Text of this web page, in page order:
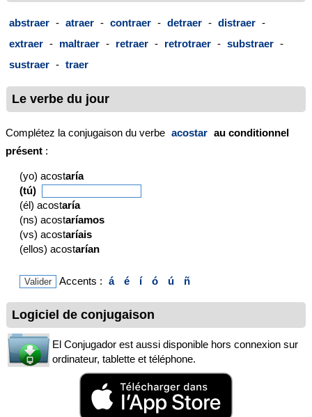
abstraer - atraer - contraer - detraer - distraer -
extraer - maltraer - retraer - retrotraer - substraer -
sustraer - traer
Le verbe du jour
Complétez la conjugaison du verbe acostar au conditionnel
présent :
(yo) acostaría
(tú)
(él) acostaría
(ns) acostaríamos
(vs) acostaríais
(ellos) acostarían
Accents : á é í ó ú ñ
Logiciel de conjugaison
El Conjugador est aussi disponible hors connexion sur
ordinateur, tablette et téléphone.